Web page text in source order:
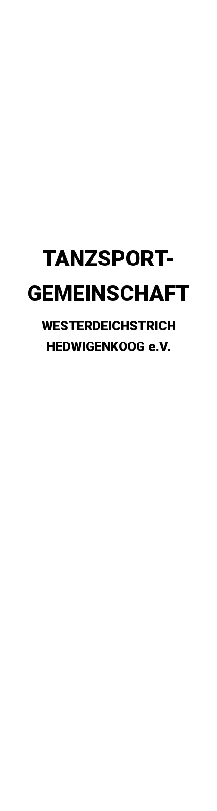
TANZSPORT-
GEMEINSCHAFT
WESTERDEICHSTRICH
HEDWIGENKOOG e.V.